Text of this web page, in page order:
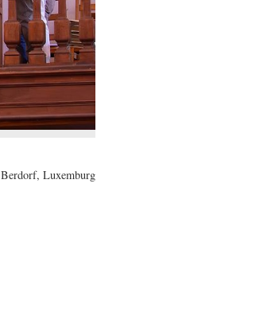
Berdorf, Luxemburg